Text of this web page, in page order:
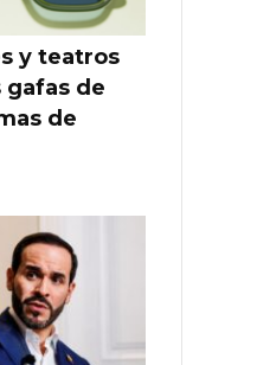
y teatros
gafas de
de